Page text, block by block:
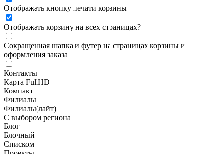
Отображать кнопку печати корзины
Отображать корзину на всех страницах?
Сокращенная шапка и футер на страницах корзины и
оформления заказа
Контакты
Карта FullHD
Компакт
Филиалы
Филиалы(лайт)
С выбором региона
Блог
Блочный
Списком